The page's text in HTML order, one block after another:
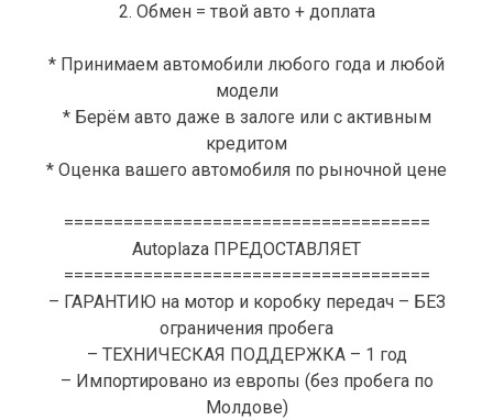
2. Обмен = твой авто + доплата
* Принимаем автомобили любого года и любой
модели
* Берём авто даже в залоге или с активным
кредитом
* Оценка вашего автомобиля по рыночной цене
=====================================
Autoplaza ПРЕДОСТАВЛЯЕТ
=====================================
– ГАРАНТИЮ на мотор и коробку передач – БЕЗ
ограничения пробега
– ТЕХНИЧЕСКАЯ ПОДДЕРЖКА – 1 год
– Импортировано из европы (без пробега по
Молдове)